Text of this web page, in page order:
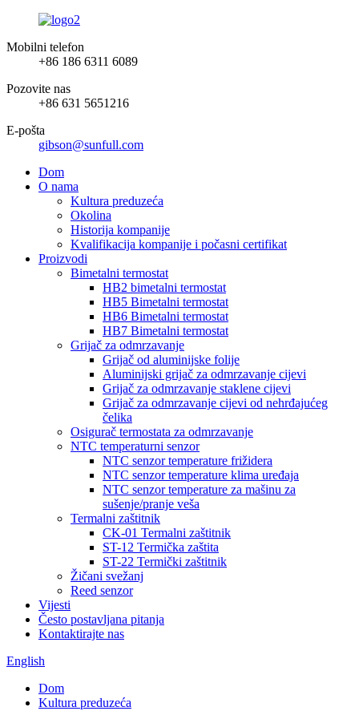
Mobilni telefon
+86 186 6311 6089
Pozovite nas
+86 631 5651216
E-pošta
gibson@sunfull.com
Dom
O nama
Kultura preduzeća
Okolina
Historija kompanije
Kvalifikacija kompanije i počasni certifikat
Proizvodi
Bimetalni termostat
HB2 bimetalni termostat
HB5 Bimetalni termostat
HB6 Bimetalni termostat
HB7 Bimetalni termostat
Grijač za odmrzavanje
Grijač od aluminijske folije
Aluminijski grijač za odmrzavanje cijevi
Grijač za odmrzavanje staklene cijevi
Grijač za odmrzavanje cijevi od nehrđajućeg
čelika
Osigurač termostata za odmrzavanje
NTC temperaturni senzor
NTC senzor temperature frižidera
NTC senzor temperature klima uređaja
NTC senzor temperature za mašinu za
sušenje/pranje veša
Termalni zaštitnik
CK-01 Termalni zaštitnik
ST-12 Termička zaštita
ST-22 Termički zaštitnik
Žičani svežanj
Reed senzor
Vijesti
Često postavljana pitanja
Kontaktirajte nas
English
Dom
Kultura preduzeća